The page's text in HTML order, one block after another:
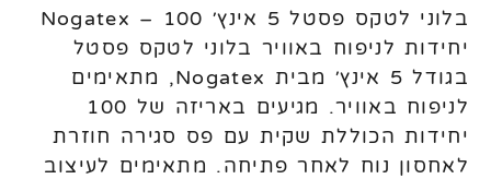
בלוני לטקס פסטל 5 אינץ׳ Nogatex – 100
יחידות לניפוח באוויר בלוני לטקס פסטל
בגודל 5 אינץ׳ מבית Nogatex, מתאימים
לניפוח באוויר. מגיעים באריזה של 100
יחידות הכוללת שקית עם פס סגירה חוזרת
לאחסון נוח לאחר פתיחה. מתאימים לעיצוב